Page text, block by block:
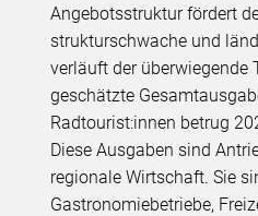
Angebotsstruktur fördert
strukturschwache und
verläuft der überwiegende
geschätzte
Radtourist:innen betrug
Diese Ausgaben sind
regionale Wirtschaft. Sie
Gastronomiebetriebe,